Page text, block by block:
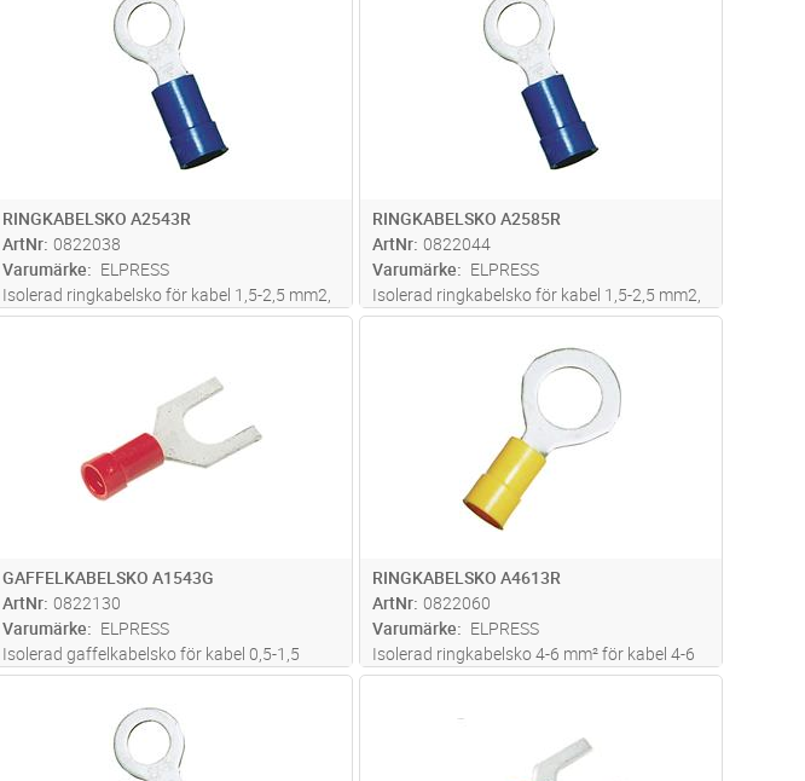
RINGKABELSKO A2543R
ArtNr 0822038
Varumärke
ELPRESS
Isolerad ringkabelsko för kabel 1,5-2,5 mm2,
av material Cu, förtent, plast PC. Används
RINGKABELSKO A2585R
ArtNr 0822044
Varumärke
ELPRESS
Isolerad ringkabelsko för kabel 1,5-2,5 mm2,
av material Cu, förtent, plast PC. Används
med certifierade verktyget GSA0760
GAFFELKABELSKO A1543G
ArtNr 0822130
Varumärke
ELPRESS
Isolerad gaffelkabelsko för kabel 0,5-1,5
mm2, av material Cu, förtent, plast PC.
Används med certifierade verktyget
RINGKABELSKO A4613R
ArtNr 0822060
Varumärke
ELPRESS
Isolerad ringkabelsko 4-6 mm² för kabel 4-6
mm2, av material Cu, förtent, plast PVC.